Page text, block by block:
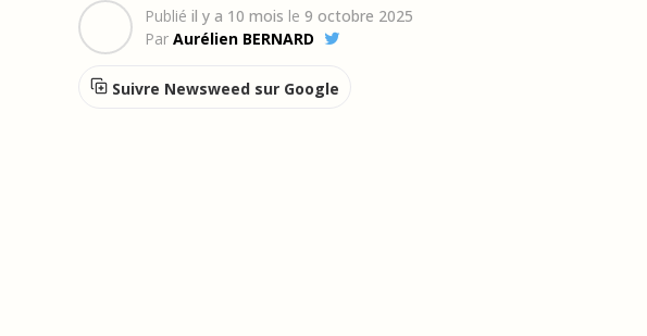
Publié il y a 10 mois le 9 octobre 2025
Par Aurélien BERNARD
Suivre Newsweed sur Google